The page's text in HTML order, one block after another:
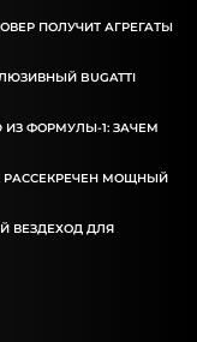
ПОЛУЧИТ АГРЕГАТЫ
BUGATTI
ИЗ ФОРМУЛЫ-1: ЗАЧЕМ
РАССЕКРЕЧЕН МОЩНЫЙ
ВЕЗДЕХОД ДЛЯ